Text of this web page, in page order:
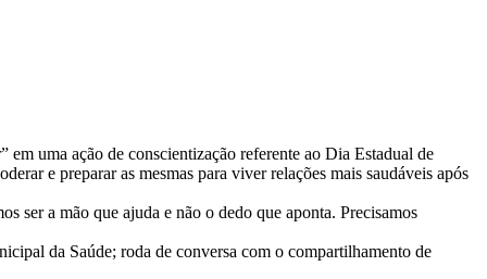
uma ação de conscientização referente ao Dia Estadual de
e preparar as mesmas para viver relações mais saudáveis após
ser a mão que ajuda e não o dedo que aponta. Precisamos
da Saúde; roda de conversa com o compartilhamento de